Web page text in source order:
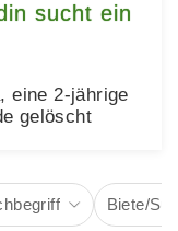
sucht ein
eine 2-jährige
gelöscht
Biete/